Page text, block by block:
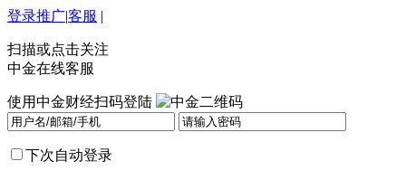
登录推广|客服 |
扫描或点击关注
中金在线客服
使用中金财经扫码登陆
下次自动登录